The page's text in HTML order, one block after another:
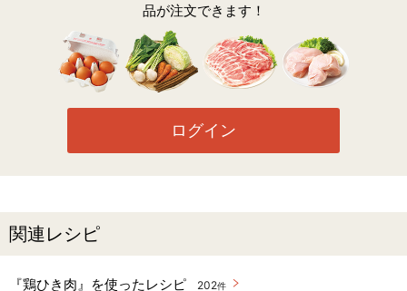
品が注文できます！
ログイン
関連レシピ
『鶏ひき肉』を使ったレシピ 202件